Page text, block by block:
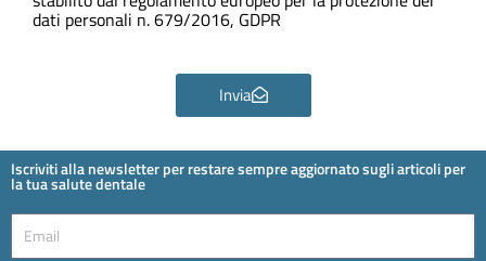
dati personali n. 679/2016, GDPR
Invia
Iscriviti alla newsletter per restare sempre aggiornato sugli articoli per
la tua salute dentale
Email